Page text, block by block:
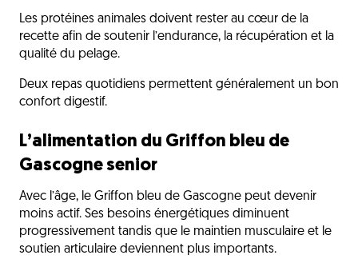
Les protéines animales doivent rester au cœur de la
recette afin de soutenir l’endurance, la récupération et la
qualité du pelage.
Deux repas quotidiens permettent généralement un bon
confort digestif.
L’alimentation du Griffon bleu de
Gascogne senior
Avec l’âge, le Griffon bleu de Gascogne peut devenir
moins actif. Ses besoins énergétiques diminuent
progressivement tandis que le maintien musculaire et le
soutien articulaire deviennent plus importants.